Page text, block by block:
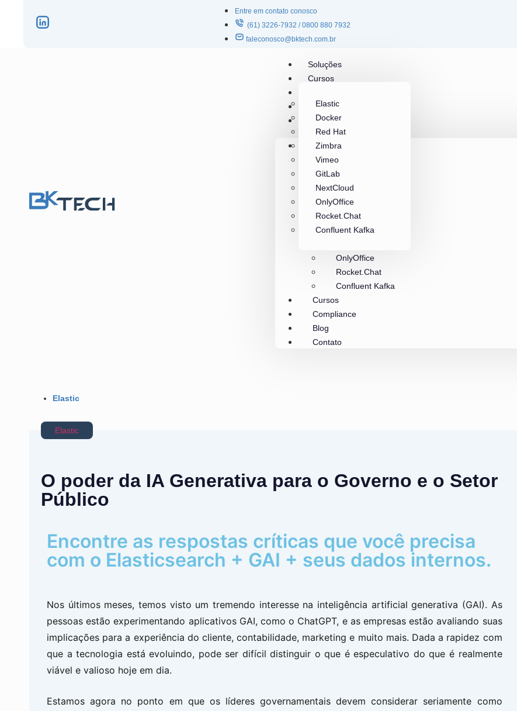
Entre em contato conosco
(61) 3226-7932 / 0800 880 7932
faleconosco@bktech.com.br
Soluções
Elastic
Docker
Red Hat
Zimbra
Vimeo
GitLab
NextCloud
OnlyOffice
Rocket.Chat
Confluent Kafka
Cursos
Blog
Contato
Soluções
Elastic
Docker
Red Hat
Zimbra
Vimeo
GitLab
OnlyOffice
Rocket.Chat
Confluent Kafka
Cursos
Compliance
Blog
Contato
Elastic
Elastic
O poder da IA Generativa para o Governo e o Setor
Público
Encontre as respostas críticas que você precisa
com o Elasticsearch + GAI + seus dados internos.
Nos últimos meses, temos visto um tremendo interesse na inteligência artificial generativa (GAI). As
pessoas estão experimentando aplicativos GAI, como o ChatGPT, e as empresas estão avaliando suas
implicações para a experiência do cliente, contabilidade, marketing e muito mais. Dada a rapidez com
que a tecnologia está evoluindo, pode ser difícil distinguir o que é especulativo do que é realmente
viável e valioso hoje em dia.
Estamos agora no ponto em que os líderes governamentais devem considerar seriamente como